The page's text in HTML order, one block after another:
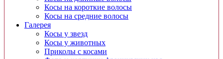
Косы на короткие волосы
Косы на средние волосы
Галерея
Косы у звезд
Косы у животных
Приколы с косами